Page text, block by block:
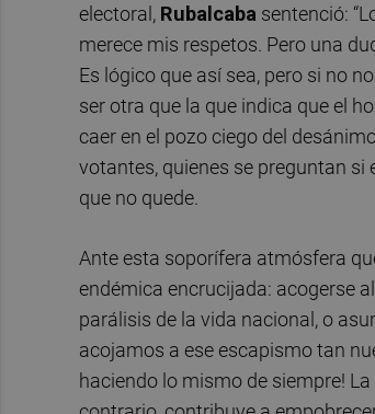
electoral, Rubalcaba sentenció:
merece mis respetos. Pero una
Es lógico que así sea, pero si no
ser otra que la que indica que el
caer en el pozo ciego del
votantes, quienes se preguntan si
que no quede.
Ante esta soporífera atmósfera
endémica encrucijada: acogerse
parálisis de la vida nacional, o
acojamos a ese escapismo tan
haciendo lo mismo de siempre!